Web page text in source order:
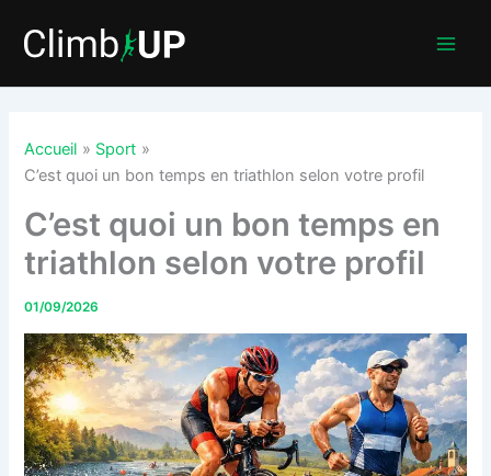
contenu
Accueil
Sport
C’est quoi un bon temps en triathlon selon votre profil
C’est quoi un bon temps en
triathlon selon votre profil
01/09/2026